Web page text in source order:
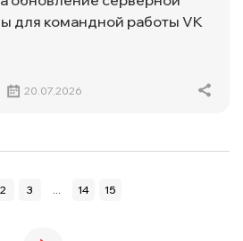
для командной работы VK
20.07.2026
2 3 ... 14 15